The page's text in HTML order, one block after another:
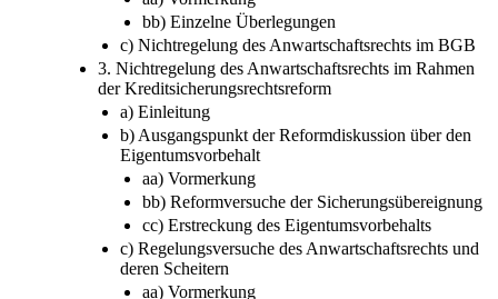
aa) Vormerkung
bb) Einzelne Überlegungen
c) Nichtregelung des Anwartschaftsrechts im BGB
3. Nichtregelung des Anwartschaftsrechts im Rahmen
der Kreditsicherungsrechtsreform
a) Einleitung
b) Ausgangspunkt der Reformdiskussion über den
Eigentumsvorbehalt
aa) Vormerkung
bb) Reformversuche der Sicherungsübereignung
cc) Erstreckung des Eigentumsvorbehalts
c) Regelungsversuche des Anwartschaftsrechts und
deren Scheitern